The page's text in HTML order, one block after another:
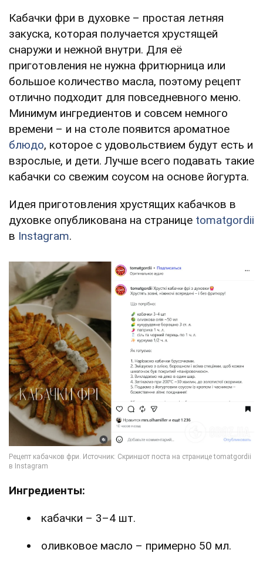
Кабачки фри в духовке – простая летняя
закуска, которая получается хрустящей
снаружи и нежной внутри. Для её
приготовления не нужна фритюрница или
большое количество масла, поэтому рецепт
отлично подходит для повседневного меню.
Минимум ингредиентов и совсем немного
времени – и на столе появится ароматное
блюдо, которое с удовольствием будут есть и
взрослые, и дети. Лучше всего подавать такие
кабачки со свежим соусом на основе йогурта.
Идея приготовления хрустящих кабачков в
духовке опубликована на странице tomatgordii
в Instagram.
Ингредиенты:
кабачки – 3–4 шт.
оливковое масло – примерно 50 мл.